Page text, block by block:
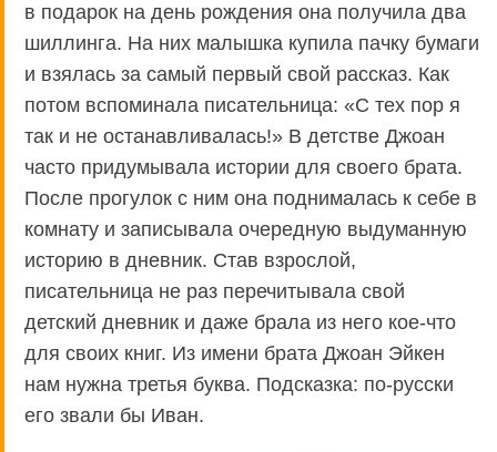
в подарок на день рождения она получила два
шиллинга. На них малышка купила пачку бумаги
и взялась за самый первый свой рассказ. Как
потом вспоминала писательница: «С тех пор я
так и не останавливалась!» В детстве Джоан
часто придумывала истории для своего брата.
После прогулок с ним она поднималась к себе в
комнату и записывала очередную выдуманную
историю в дневник. Став взрослой,
писательница не раз перечитывала свой
детский дневник и даже брала из него кое-что
для своих книг. Из имени брата Джоан Эйкен
нам нужна третья буква. Подсказка: по-русски
его звали бы Иван.